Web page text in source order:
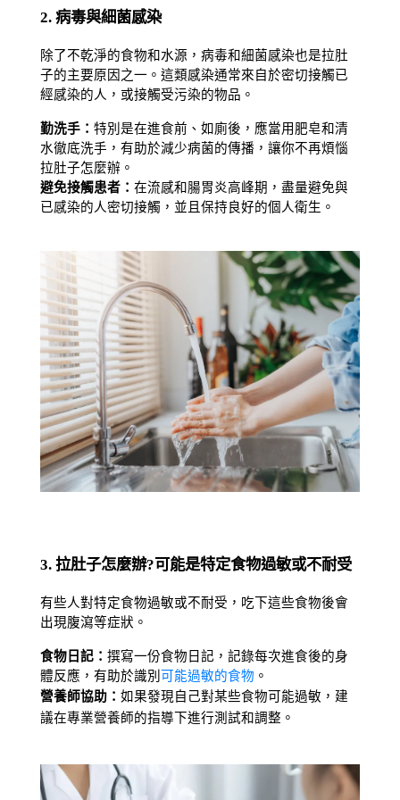
2. 病毒與細菌感染
除了不乾淨的食物和水源，病毒和細菌感染也是拉肚
子的主要原因之一。這類感染通常來自於密切接觸已
經感染的人，或接觸受污染的物品。
勤洗手： 特別是在進食前、如廁後，應當用肥皂和清
水徹底洗手，有助於減少病菌的傳播，讓你不再煩惱
拉肚子怎麼辦。
避免接觸患者： 在流感和腸胃炎高峰期，盡量避免與
已感染的人密切接觸，並且保持良好的個人衛生。
3. 拉肚子怎麼辦?可能是特定食物過敏或不耐受
有些人對特定食物過敏或不耐受，吃下這些食物後會
出現腹瀉等症狀。
食物日記： 撰寫一份食物日記，記錄每次進食後的身
體反應，有助於識別 可能過敏的食物 。
營養師協助： 如果發現自己對某些食物可能過敏，建
議在專業營養師的指導下進行測試和調整。